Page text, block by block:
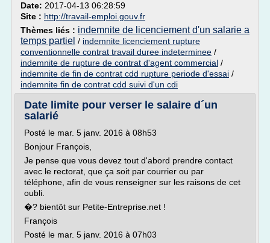
Date: 2017-04-13 06:28:59
Site : http://travail-emploi.gouv.fr
Thèmes liés : indemnite de licenciement d'un salarie a
temps partiel / indemnite licenciement rupture
conventionnelle contrat travail duree indeterminee /
indemnite de rupture de contrat d'agent commercial /
indemnite de fin de contrat cdd rupture periode d'essai /
indemnite fin de contrat cdd suivi d'un cdi
Date limite pour verser le salaire d´un
salarié
Posté le mar. 5 janv. 2016 à 08h53
Bonjour François,
Je pense que vous devez tout d'abord prendre contact
avec le rectorat, que ça soit par courrier ou par
téléphone, afin de vous renseigner sur les raisons de cet
oubli.
�? bientôt sur Petite-Entreprise.net !
François
Posté le mar. 5 janv. 2016 à 07h03